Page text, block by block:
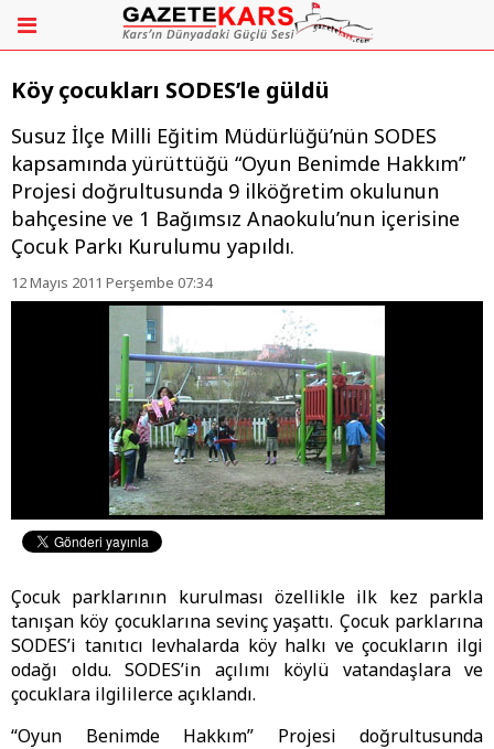
Köy çocukları SODES’le güldü
Susuz İlçe Milli Eğitim Müdürlüğü’nün SODES
kapsamında yürüttüğü “Oyun Benimde Hakkım”
Projesi doğrultusunda 9 ilköğretim okulunun
bahçesine ve 1 Bağımsız Anaokulu’nun içerisine
Çocuk Parkı Kurulumu yapıldı.
12 Mayıs 2011 Perşembe 07:34
Çocuk parklarının kurulması özellikle ilk kez parkla
tanışan köy çocuklarına sevinç yaşattı. Çocuk parklarına
SODES’i tanıtıcı levhalarda köy halkı ve çocukların ilgi
odağı oldu. SODES’in açılımı köylü vatandaşlara ve
çocuklara ilgililerce açıklandı.
“Oyun Benimde Hakkım” Projesi doğrultusunda